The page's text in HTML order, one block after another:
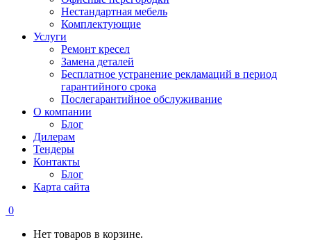
Нестандартная мебель
Комплектующие
Услуги
Ремонт кресел
Замена деталей
Бесплатное устранение рекламаций в период
гарантийного срока
Послегарантийное обслуживание
О компании
Блог
Дилерам
Тендеры
Контакты
Блог
Карта сайта
0
Нет товаров в корзине.